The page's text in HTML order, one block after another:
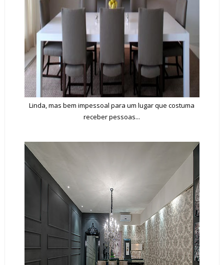
Linda, mas bem impessoal para um lugar que costuma
receber pessoas...